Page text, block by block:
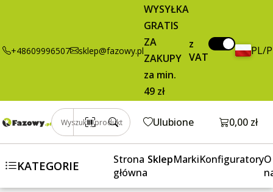
+48609996507 sklep@fazowy.pl
WYSYŁKA
GRATIS
ZA
ZAKUPY
za min.
49 zł
z
VAT
PL/
Wyszukaj produkt Ulubione Otwórz
0,00 zł
KATEGORIE
Strona
główna
SklepMarkiKonfiguratoryO
brutto / szt. Dodaj do koszyka